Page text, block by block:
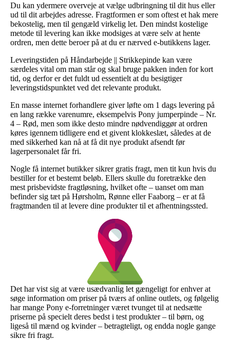
Du kan ydermere overveje at vælge udbringning til dit hus eller
ud til dit arbejdes adresse. Fragtformen er som oftest et hak mere
bekostelig, men til gengæld virkelig let. Den mindst kostelige
metode til levering kan ikke modsiges at være selv at hente
ordren, men dette beroer på at du er nærved e-butikkens lager.
Leveringstiden på Håndarbejde || Strikkepinde kan være
særdeles vital om man står og skal bruge pakken inden for kort
tid, og derfor er det fuldt ud essentielt at du besigtiger
leveringstidspunktet ved det relevante produkt.
En masse internet forhandlere giver løfte om 1 dags levering på
en lang række varenumre, eksempelvis Pony jumperpinde – Nr.
4 – Rød, men som ikke desto mindre nødvendiggør at ordren
køres igennem tidligere end et givent klokkeslæt, således at de
med sikkerhed kan nå at få dit nye produkt afsendt før
lagerpersonalet får fri.
Nogle få internet butikker sikrer gratis fragt, men tit kun hvis du
bestiller for et bestemt beløb. Ellers skulle du foretrække den
mest prisbevidste fragtløsning, hvilket ofte – uanset om man
befinder sig tæt på Hørsholm, Rønne eller Faaborg – er at få
fragtmanden til at levere dine produkter til et afhentningssted.
Det har vist sig at være usædvanlig let gængeligt for enhver at
søge information om priser på tværs af online outlets, og følgelig
har mange Pony e-forretninger været tvunget til at nedsætte
priserne på specielt deres bedst i test produkter – til børn, og
ligeså til mænd og kvinder – betragteligt, og endda nogle gange
sikre fri fragt.